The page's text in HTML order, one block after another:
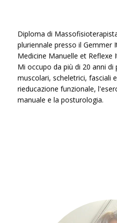
Diploma di
pluriennale presso il Gemmer
Medicine Manuelle et Reflexe
Mi occupo da più di 20 anni
muscolari, scheletrici, fasciali
rieducazione funzionale,
manuale e la posturologia.